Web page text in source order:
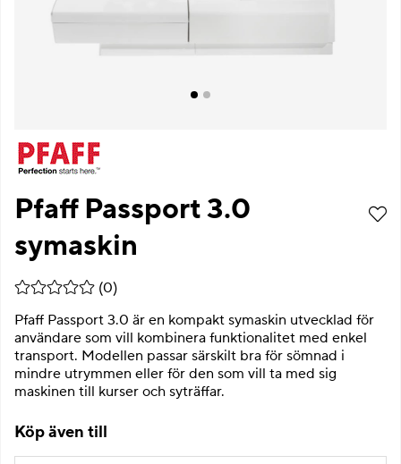
Pfaff Passport 3.0
symaskin
Medelbetyg 0 av 5 Antal betyg 0
(0)
Pfaff Passport 3.0 är en kompakt symaskin utvecklad för
användare som vill kombinera funktionalitet med enkel
transport. Modellen passar särskilt bra för sömnad i
mindre utrymmen eller för den som vill ta med sig
maskinen till kurser och syträffar.
Köp även till